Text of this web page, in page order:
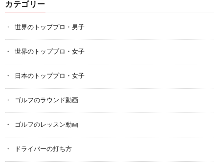
カテゴリー
世界のトッププロ・男子
世界のトッププロ・女子
日本のトッププロ・女子
ゴルフのラウンド動画
ゴルフのレッスン動画
ドライバーの打ち方